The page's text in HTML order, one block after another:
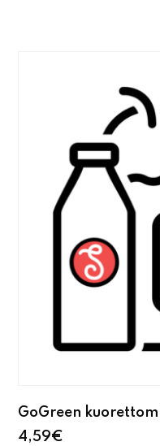
GoGreen
4,59€